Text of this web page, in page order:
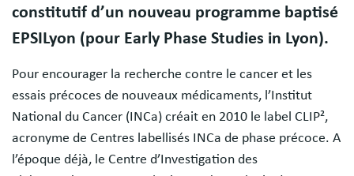
constitutif d’un nouveau programme baptisé
EPSILyon (pour Early Phase Studies in Lyon).
Pour encourager la recherche contre le cancer et les
essais précoces de nouveaux médicaments, l’Institut
National du Cancer (INCa) créait en 2010 le label CLIP²,
acronyme de Centres labellisés INCa de phase précoce. A
l’époque déjà, le Centre d’Investigation des